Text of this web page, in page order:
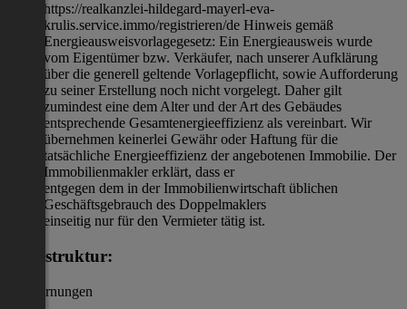
https://realkanzlei-hildegard-mayerl-eva-
krulis.service.immo/registrieren/de Hinweis gemäß
Energieausweisvorlagegesetz: Ein Energieausweis wurde
vom Eigentümer bzw. Verkäufer, nach unserer Aufklärung
über die generell geltende Vorlagepflicht, sowie Aufforderung
zu seiner Erstellung noch nicht vorgelegt. Daher gilt
zumindest eine dem Alter und der Art des Gebäudes
entsprechende Gesamtenergieeffizienz als vereinbart. Wir
übernehmen keinerlei Gewähr oder Haftung für die
tatsächliche Energieeffizienz der angebotenen Immobilie. Der
Immobilienmakler erklärt, dass er
entgegen dem in der Immobilienwirtschaft üblichen
Geschäftsgebrauch des Doppelmaklers
einseitig nur für den Vermieter tätig ist.
Infrastruktur:
/ Entfernungen